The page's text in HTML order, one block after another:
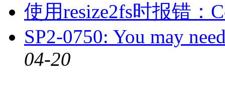
使用resize2fs时报错：
SP2-0750: You may
04-20